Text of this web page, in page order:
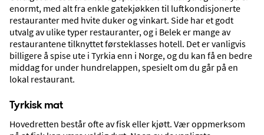
enormt, med alt fra enkle gatekjøkken til luftkondisjonerte
restauranter med hvite duker og vinkart. Side har et godt
utvalg av ulike typer restauranter, og i Belek er mange av
restaurantene tilknyttet førsteklasses hotell. Det er vanligvis
billigere å spise ute i Tyrkia enn i Norge, og du kan få en bedre
middag for under hundrelappen, spesielt om du går på en
lokal restaurant.
Tyrkisk mat
Hovedretten består ofte av fisk eller kjøtt. Vær oppmerksom
Strender